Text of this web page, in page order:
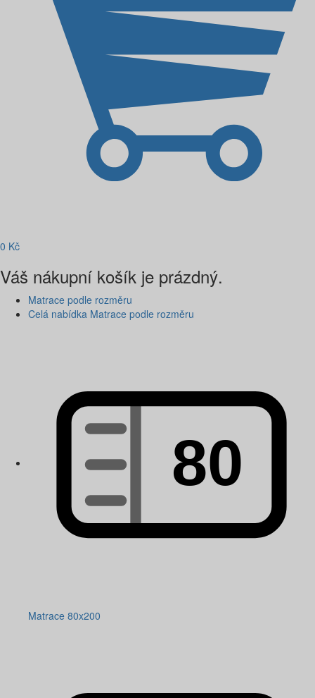
0 Kč
Váš nákupní košík je prázdný.
Matrace podle rozměru
Celá nabídka Matrace podle rozměru
Matrace 80x200